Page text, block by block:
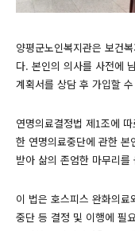
양평군노인복지관은 보건
다. 본인의 의사를 사전에
계획서를 상담 후 가입할
연명의료결정법 제1조에
한 연명의료중단에 관한
받아 삶의 존엄한 마무리를
이 법은 호스피스 완화의
중단 등 결정 및 이행에 필